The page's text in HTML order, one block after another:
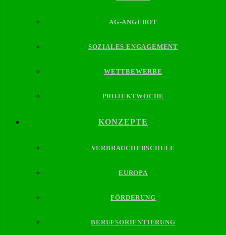
AG-ANGEBOT
SOZIALES ENGAGEMENT
WETTBEWERBE
PROJEKTWOCHE
KONZEPTE
VERBRAUCHERSCHULE
EUROPA
FÖRDERUNG
BERUFSORIENTIERUNG